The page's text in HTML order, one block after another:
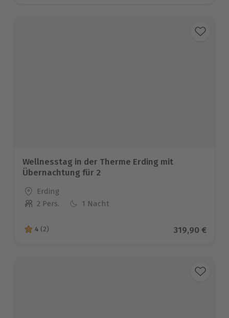
Wellnesstag in der Therme Erding mit
Übernachtung für 2
Standort
Erding
Anzahl der Teilnehmer
2 Pers. 1 Nacht
4 von 5 Sternen basierend auf 2 Bewertungen
4 (2) Aktueller
319,90 €